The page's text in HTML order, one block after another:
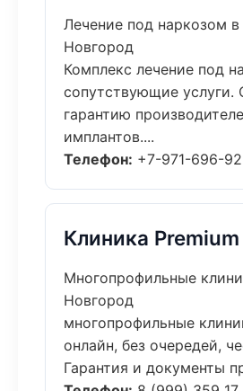
Лечение под наркозом
Новгород
Комплекс лечение под
сопутствующие услуги.
гарантию
имплантов....
Телефон: +7-971-696-
Клиника
Многопрофильные
Новгород
многопрофильные
онлайн, без очередей,
Гарантия и документы